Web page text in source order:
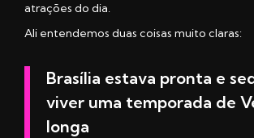
atrações do dia.
Ali entendemos duas coisas muito claras:
Brasília estava pronta e
viver uma temporada de
longa